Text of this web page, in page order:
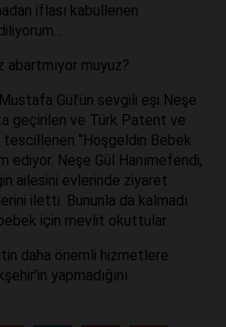
iflası kabullenen
muyuz?
Gül’ün sevgili eşi Neşe
geçirilen ve Türk Patent ve
tescillenen “Hoşgeldin Bebek
ediyor. Neşe Gül Hanımefendi,
ailesini evlerinde ziyaret
iletti. Bununla da kalmadı
için mevlit okuttular.
daha önemli hizmetlere
yapmadığını